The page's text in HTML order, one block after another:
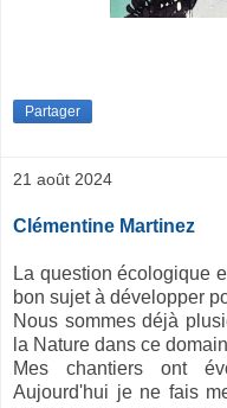
Partager
21 août 2024
Clémentine Martinez
La question écologique
bon sujet à développer
Nous sommes déjà
la Nature dans ce
Mes chantiers ont
Aujourd'hui je ne fais